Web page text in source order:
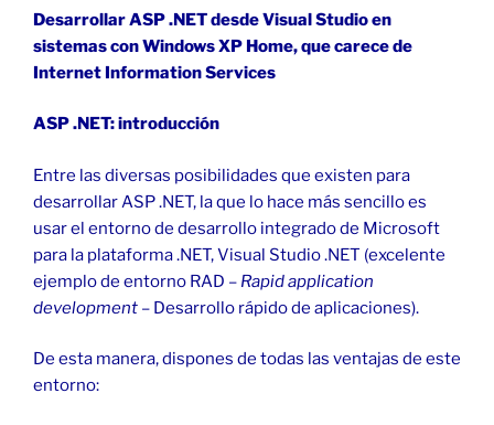
de
programación
en
Desarrollar ASP .NET desde Visual Studio en
sistemas con Windows XP Home, que carece de
Internet Information Services
ASP .NET: introducción
Entre las diversas posibilidades que existen para
desarrollar ASP .NET, la que lo hace más sencillo es
usar el entorno de desarrollo integrado de Microsoft
para la plataforma .NET, Visual Studio .NET (excelente
ejemplo de entorno RAD – Rapid application
development – Desarrollo rápido de aplicaciones).
De esta manera, dispones de todas las ventajas de este
entorno: